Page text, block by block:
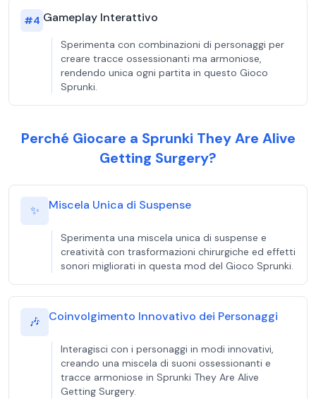
#4 Gameplay Interattivo
Sperimenta con combinazioni di personaggi per
creare tracce ossessionanti ma armoniose,
rendendo unica ogni partita in questo Gioco
Sprunki.
Perché Giocare a Sprunki They Are Alive
Getting Surgery?
✨ Miscela Unica di Suspense
Sperimenta una miscela unica di suspense e
creatività con trasformazioni chirurgiche ed effetti
sonori migliorati in questa mod del Gioco Sprunki.
🎶 Coinvolgimento Innovativo dei Personaggi
Interagisci con i personaggi in modi innovativi,
creando una miscela di suoni ossessionanti e
tracce armoniose in Sprunki They Are Alive
Getting Surgery.